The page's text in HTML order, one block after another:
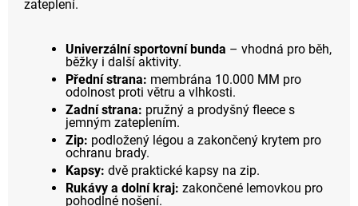
zateplení.
Univerzální sportovní bunda – vhodná pro běh,
běžky i další aktivity.
Přední strana: membrána 10.000 MM pro
odolnost proti větru a vlhkosti.
Zadní strana: pružný a prodyšný fleece s
jemným zateplením.
Zip: podložený légou a zakončený krytem pro
ochranu brady.
Kapsy: dvě praktické kapsy na zip.
Rukávy a dolní kraj: zakončené lemovkou pro
pohodlné nošení.